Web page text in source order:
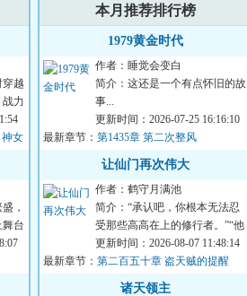
越
力
说
女
，
台
法
本月推荐排行榜
1979黄金时代
作者：睡觉会变白
简介：这还是一个有点怀旧的故
事...
更新时间：2026-07-25 16:16:10
最新章节： 第1435章 第二次整风
让仙门再次伟大
作者：鹤守月满池
简介：“承认吧，你根本无法忍
受那些高高在上的修行者。”“他
们与我们不同，我们的情感无法
共通，我们的...
更新时间：2026-08-07 11:48:14
最新章节： 第二百五十章 盗天贼的提醒
诸天领主